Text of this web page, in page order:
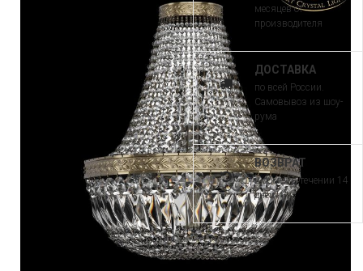
месяцев от
производителя
ДОСТАВКА
по всей России.
Самовывоз из шоу-
рума
ВОЗВРАТ
и обмен в течении 14
дней